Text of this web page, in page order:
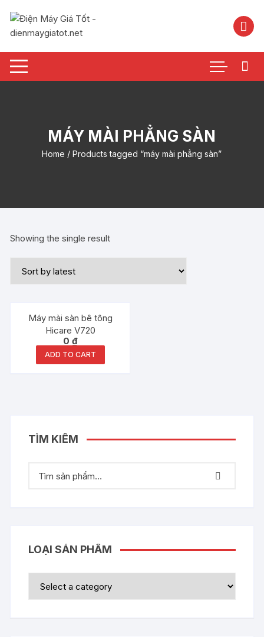
nội
MÁY MÀI PHẲNG SÀN
Home / Products tagged “máy mài phẳng sàn”
Showing the single result
Máy mài sàn bê tông
Hicare V720
0₫
ADD TO CART
TÌM KIẾM
LOẠI SẢN PHẨM